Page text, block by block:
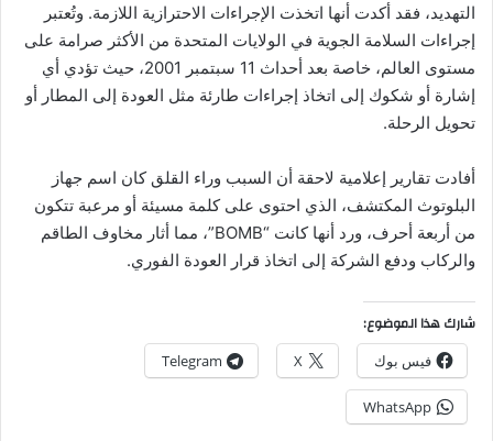
التهديد، فقد أكدت أنها اتخذت الإجراءات الاحترازية اللازمة. وتُعتبر
إجراءات السلامة الجوية في الولايات المتحدة من الأكثر صرامة على
مستوى العالم، خاصة بعد أحداث 11 سبتمبر 2001، حيث تؤدي أي
إشارة أو شكوك إلى اتخاذ إجراءات طارئة مثل العودة إلى المطار أو
تحويل الرحلة.
أفادت تقارير إعلامية لاحقة أن السبب وراء القلق كان اسم جهاز
البلوتوث المكتشف، الذي احتوى على كلمة مسيئة أو مرعبة تتكون
من أربعة أحرف، ورد أنها كانت “BOMB”، مما أثار مخاوف الطاقم
والركاب ودفع الشركة إلى اتخاذ قرار العودة الفوري.
شارك هذا الموضوع:
فيس بوك X
Telegram
WhatsApp